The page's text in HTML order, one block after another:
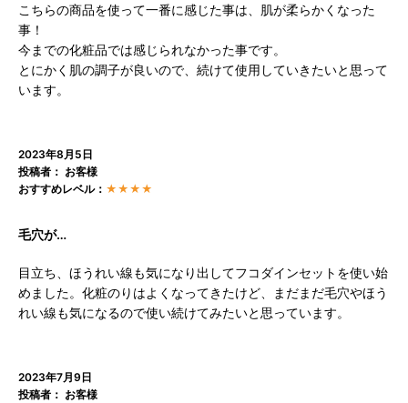
こちらの商品を使って一番に感じた事は、肌が柔らかくなった
事！
今までの化粧品では感じられなかった事です。
とにかく肌の調子が良いので、続けて使用していきたいと思って
います。
2023年8月5日
投稿者： お客様
おすすめレベル： ★★★★
毛穴が…
目立ち、ほうれい線も気になり出してフコダインセットを使い始
めました。化粧のりはよくなってきたけど、まだまだ毛穴やほう
れい線も気になるので使い続けてみたいと思っています。
2023年7月9日
投稿者： お客様